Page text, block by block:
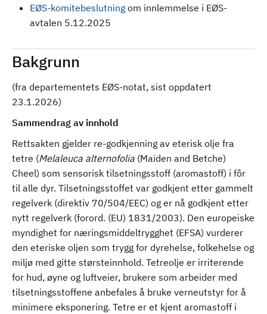
EØS-komitebeslutning om innlemmelse i EØS-
avtalen 5.12.2025
Bakgrunn
(fra departementets EØS-notat, sist oppdatert
23.1.2026)
Sammendrag av innhold
Rettsakten gjelder re-godkjenning av eterisk olje fra
tetre (Melaleuca alternofolia (Maiden and Betche)
Cheel) som sensorisk tilsetningsstoff (aromastoff) i fôr
til alle dyr. Tilsetningsstoffet var godkjent etter gammelt
regelverk (direktiv 70/504/EEC) og er nå godkjent etter
nytt regelverk (forord. (EU) 1831/2003). Den europeiske
myndighet for næringsmiddeltrygghet (EFSA) vurderer
den eteriske oljen som trygg for dyrehelse, folkehelse og
miljø med gitte størsteinnhold. Tetreolje er irriterende
for hud, øyne og luftveier, brukere som arbeider med
tilsetningsstoffene anbefales å bruke verneutstyr for å
minimere eksponering. Tetre er et kjent aromastoff i